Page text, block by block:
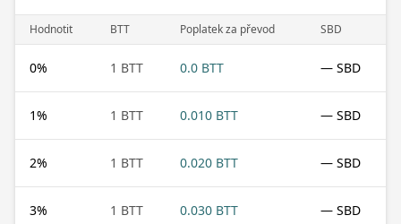
Hodnotit BTT Poplatek za převod SBD
0% 1 BTT 0.0 BTT — SBD
1% 1 BTT 0.010 BTT — SBD
2% 1 BTT 0.020 BTT — SBD
3% 1 BTT 0.030 BTT — SBD